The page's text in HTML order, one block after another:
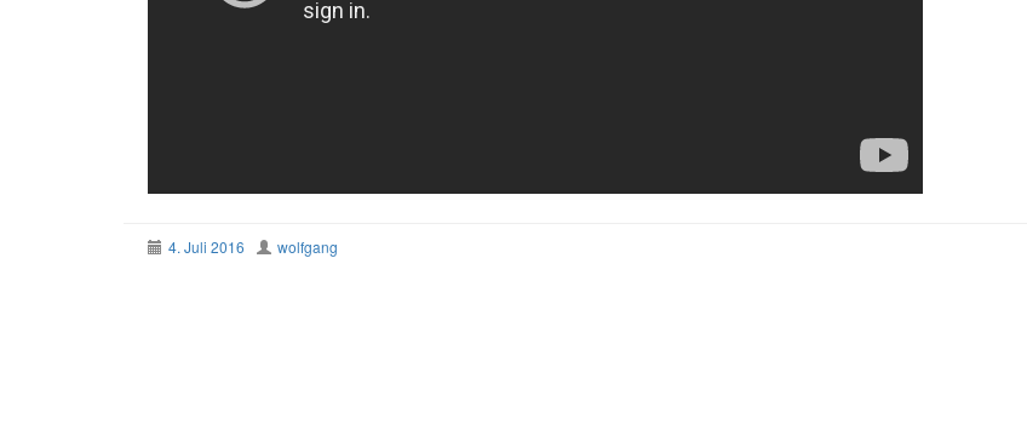
4. Juli 2016 wolfgang